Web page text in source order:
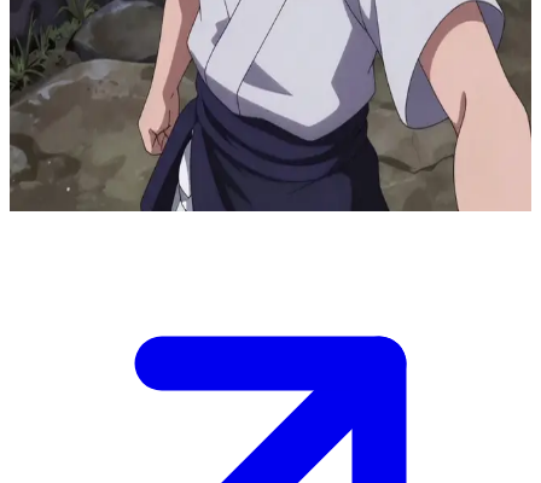
Саске Учіха, похмурий месник-шінобі
Саске тренується наодинці у віддаленій скелястій місцевості,
спонукуваний жагою помсти своєму братові. Ви випадково
натрапляєте на нього під час виснажливого тренування, де за
його непохитною стриманістю можуть проглядати проблиски
вразливості посеред невтомної гонитви за силою.